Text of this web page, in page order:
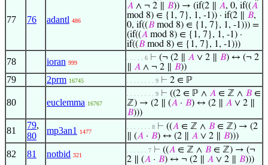
77 76 adantl 486
𝐴 ∧ ¬ 2 ∥ 𝐵)) → (if(2 ∥ 𝐴, 0, if((𝐴
mod 8) ∈ {1, 7}, 1, -1)) · if(2 ∥ 𝐵,
0, if((𝐵 mod 8) ∈ {1, 7}, 1, -1))) =
(if((𝐴 mod 8) ∈ {1, 7}, 1, -1) ·
if((𝐵 mod 8) ∈ {1, 7}, 1, -1)))
78 ioran 999
. . . . . 6 ⊢ (¬ (2 ∥ 𝐴 ∨ 2 ∥ 𝐵) ↔ (¬ 2
𝐴 ∧ ¬ 2 ∥ 𝐵))
79 2prm 16745 . . . . . . . . 9 ⊢ 2 ∈ ℙ
80 euclemma 16767
. . . . . . . . 9 ⊢ ((2 ∈ ℙ ∧ 𝐴 ∈ ℤ ∧ 𝐵 ∈
ℤ) → (2 ∥ (𝐴 · 𝐵) ↔ (2 ∥ 𝐴 ∨ 2 ∥
𝐵)))
81
79,
80
mp3an1 1477
. . . . . . . 8 ⊢ ((𝐴 ∈ ℤ ∧ 𝐵 ∈ ℤ) → (2
∥ (𝐴 · 𝐵) ↔ (2 ∥ 𝐴 ∨ 2 ∥ 𝐵)))
82 81 notbid 321
. . . . . . 7 ⊢ ((𝐴 ∈ ℤ ∧ 𝐵 ∈ ℤ) → (¬
2 ∥ (𝐴 · 𝐵) ↔ ¬ (2 ∥ 𝐴 ∨ 2 ∥ 𝐵)))